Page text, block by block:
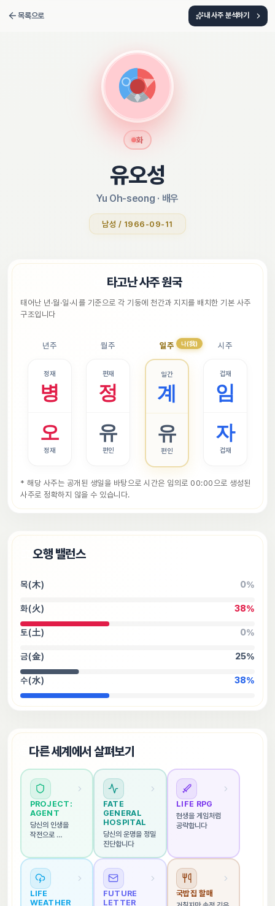
목록으로 내 사주 분석하기
화
유오성
Yu Oh-seong · 배우
남성 / 1966-09-11
타고난 사주 원국
태어난 년·월·일·시를 기준으로 각 기둥에 천간과 지지를 배치한 기본 사주
구조입니다
시주
겁재
임
자
겁재
일주
일간
계
유
편인
나(我)
월주
편재
정
유
편인
년주
정재
병
오
정재
* 해당 사주는 공개된 생일을 바탕으로 시간은 임의로 00:00으로 생성된
사주로 정확하지 않을 수 있습니다.
오행 밸런스
목(木) 0%
화(火) 38%
토(土) 0%
금(金) 25%
수(水) 38%
다른 세계에서 살펴보기
PROJECT:
AGENT
당신의 인생을
작전으로
FATE
GENERAL
HOSPITAL
당신의 운명을 정밀
진단합니다
LIFE RPG
현생을 게임처럼
공략합니다
LIFE
WEATHER
FUTURE
LETTER
국밥집 할매